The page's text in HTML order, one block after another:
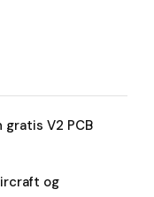
V2 PCB
og